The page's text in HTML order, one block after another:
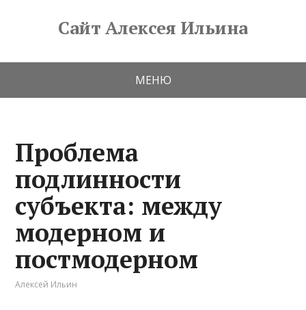
Сайт Алексея Ильина
МЕНЮ
Проблема
подлинности
субъекта: между
модерном и
постмодерном
Алексей Ильин